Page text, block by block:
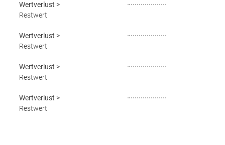
Wertverlust >
Restwert
Wertverlust >
Restwert
Wertverlust >
Restwert
Wertverlust >
Restwert